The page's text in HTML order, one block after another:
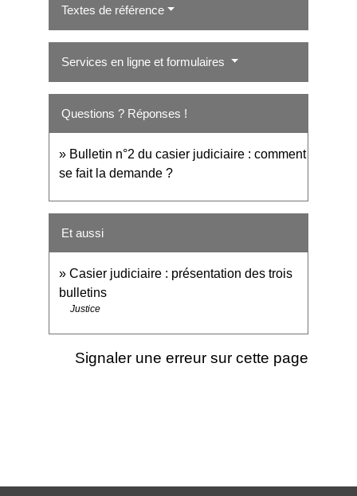
Textes de référence
Services en ligne et formulaires
Questions ? Réponses !
Bulletin n°2 du casier judiciaire : comment
se fait la demande ?
Et aussi
Casier judiciaire : présentation des trois
bulletins
Justice
Signaler une erreur sur cette page